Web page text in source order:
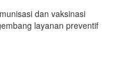
dan vaksinasi
layanan preventif